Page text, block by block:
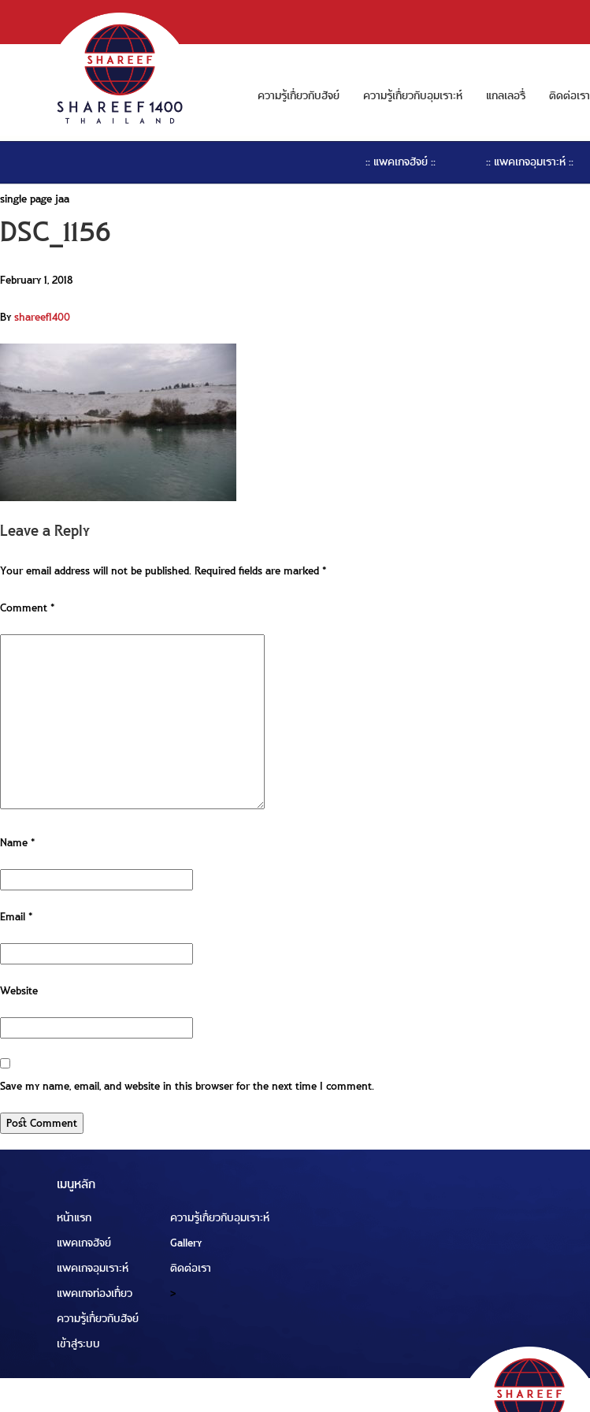
ความรู้เกี่ยวกับฮัจย์ ความรู้เกี่ยวกับอุมเราะห์ แกลเลอรี่ ติดต่อเรา
:: แพคเกจฮัจย์ :: :: แพคเกจอุมเราะห์ ::
single page jaa
DSC_1156
February 1, 2018
Byshareef1400
Leave a Reply
Your email address will not be published.Required fields are marked*
Comment*
Name*
Email*
Website
Save my name, email, and website in this browser for the next time I comment.
เมนูหลัก
หน้าแรก
แพคเกจฮัจย์
แพคเกจอุมเราะห์
แพคเกจท่องเที่ยว
ความรู้เกี่ยวกับฮัจย์
เข้าสู่ระบบ
ความรู้เกี่ยวกับอุมเราะห์
Gallery
ติดต่อเรา
>